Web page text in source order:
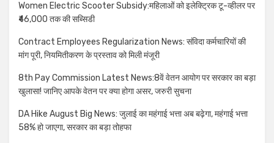
Women Electric Scooter Subsidy:महिलाओं को इलेक्ट्रिक टू-व्हीलर पर
₹46,000 तक की सब्सिडी
Contract Employees Regularization News: संविदा कर्मचारियों की
मांग पूरी, नियमितीकरण के प्रस्ताव को मिली मंजूरी
8th Pay Commission Latest News:8वें वेतन आयोग पर सरकार का बड़ा
खुलासा! जानिए आपके वेतन पर क्या होगा असर, जरुरी सुचना
DA Hike August Big News: जुलाई का महंगाई भत्ता अब बढ़ेगा, महंगाई भत्ता
58% हो जाएगा, सरकार का बड़ा तोहफा